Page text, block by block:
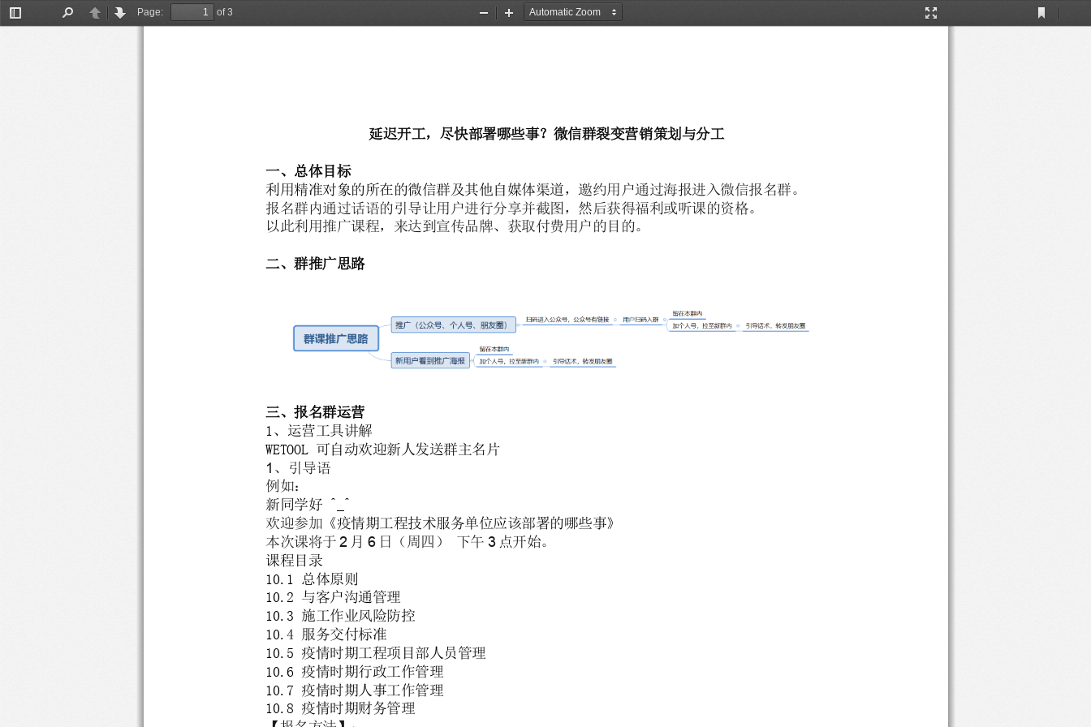
Toggle
PreviousNext
Page:
of 3
Presentation
Current
Zoom
Zoom
延迟开工，尽快部署哪些事？微信群裂变营销策划与分工
一、总体目标
利用精准对象的所在的微信群及其他自媒体渠道， 邀约用户通过海报进入微信报名群。
报名群内通过话语的引导让用户进行分享并截图，然后获得福利或听课的资格。
以此利用推广课程，来达到宣传品牌、获取付费用户的目的。
二、群推广思路
三、报名群运营
1 、运营工具讲解
WETOOL 可自动欢迎新人发送群主名片
1 、引导语
例如：
新同学好 ^_^
欢迎参加《疫情期工程技术服务单位应该部署的哪些事》
本次课将于 2 月 6 日（周四） 下午 3 点开始。
课程目录
10.1
总体原则
10.2 与客户沟通管理
10.3 施工作业风险防控
10.4 服务交付标准
10.5 疫情时期工程项目部人员管理
10.6 疫情时期行政工作管理
10.7 疫情时期人事工作管理
10.8 疫情时期财务管理